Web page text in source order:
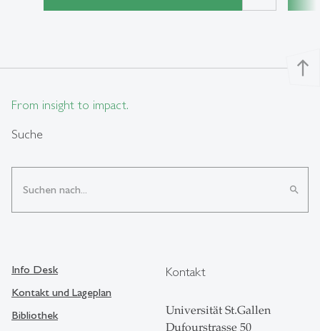
north
From insight to impact.
Suche
search
Info Desk
Kontakt und Lageplan
Bibliothek
Kontakt
Universität St.Gallen
Dufourstrasse 50